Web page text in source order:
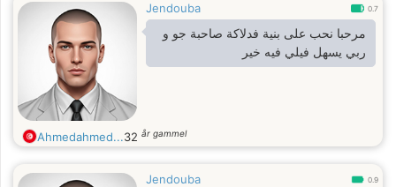
Jendouba 0.7
مرحبا نحب على بنية فدلاكة صاحبة جو و
ربي يسهل فيلي فيه خير
Ahmedahmed...32 år gammel
Jendouba 0.9